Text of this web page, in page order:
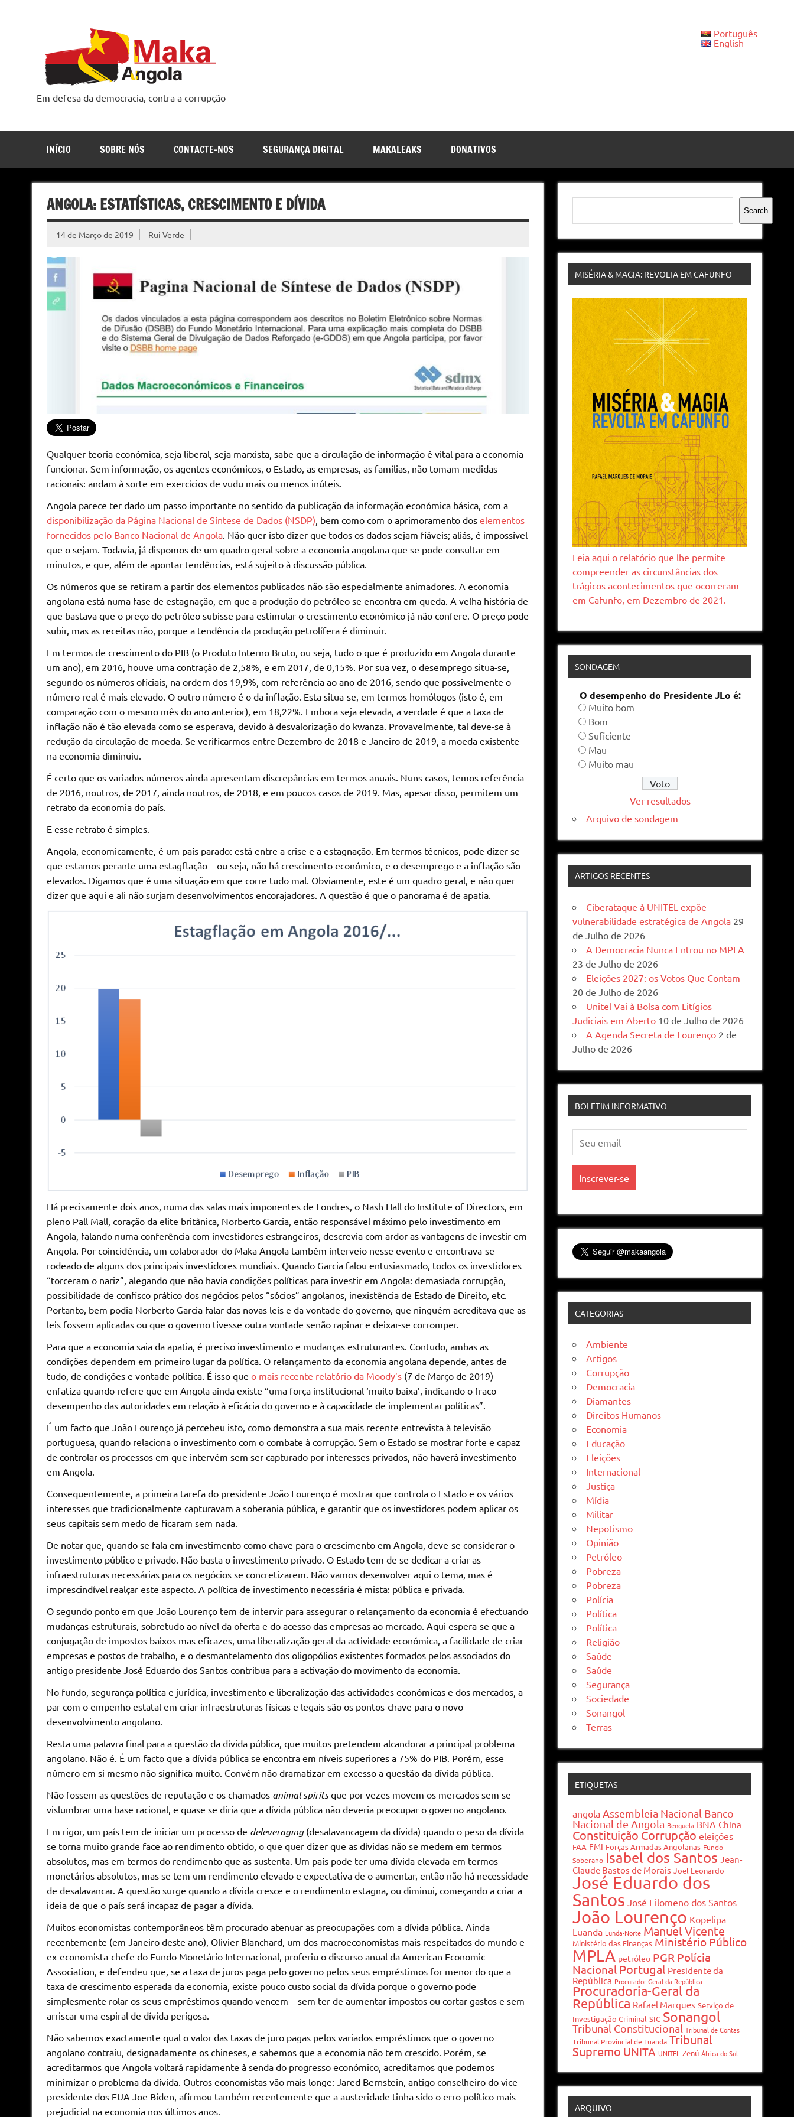
Em defesa da democracia, contra a corrupção
Português
English
INÍCIO SOBRE NÓS CONTACTE-NOS SEGURANÇA DIGITAL MAKALEAKS DONATIVOS
ANGOLA: ESTATÍSTICAS, CRESCIMENTO E DÍVIDA
14 de Março de 2019 Rui Verde
Qualquer teoria económica, seja liberal, seja marxista, sabe que a circulação de informação é vital para a economia
funcionar. Sem informação, os agentes económicos, o Estado, as empresas, as famílias, não tomam medidas
racionais: andam à sorte em exercícios de vudu mais ou menos inúteis.
Angola parece ter dado um passo importante no sentido da publicação da informação económica básica, com a
disponibilização da Página Nacional de Síntese de Dados (NSDP) , bem como com o aprimoramento dos elementos
fornecidos pelo Banco Nacional de Angola. Não quer isto dizer que todos os dados sejam fiáveis; aliás, é impossível
que o sejam. Todavia, já dispomos de um quadro geral sobre a economia angolana que se pode consultar em
minutos, e que, além de apontar tendências, está sujeito à discussão pública.
Os números que se retiram a partir dos elementos publicados não são especialmente animadores. A economia
angolana está numa fase de estagnação, em que a produção do petróleo se encontra em queda. A velha história de
que bastava que o preço do petróleo subisse para estimular o crescimento económico já não confere. O preço pode
subir, mas as receitas não, porque a tendência da produção petrolífera é diminuir.
Em termos de crescimento do PIB (o Produto Interno Bruto, ou seja, tudo o que é produzido em Angola durante
um ano), em 2016, houve uma contração de 2,58%, e em 2017, de 0,15%. Por sua vez, o desemprego situa-se,
segundo os números oficiais, na ordem dos 19,9%, com referência ao ano de 2016, sendo que possivelmente o
número real é mais elevado. O outro número é o da inflação. Esta situa-se, em termos homólogos (isto é, em
comparação com o mesmo mês do ano anterior), em 18,22%. Embora seja elevada, a verdade é que a taxa de
inflação não é tão elevada como se esperava, devido à desvalorização do kwanza. Provavelmente, tal deve-se à
redução da circulação de moeda. Se verificarmos entre Dezembro de 2018 e Janeiro de 2019, a moeda existente
na economia diminuiu.
É certo que os variados números ainda apresentam discrepâncias em termos anuais. Nuns casos, temos referência
de 2016, noutros, de 2017, ainda noutros, de 2018, e em poucos casos de 2019. Mas, apesar disso, permitem um
retrato da economia do país.
E esse retrato é simples.
Angola, economicamente, é um país parado: está entre a crise e a estagnação. Em termos técnicos, pode dizer-se
que estamos perante uma estagflação – ou seja, não há crescimento económico, e o desemprego e a inflação são
elevados. Digamos que é uma situação em que corre tudo mal. Obviamente, este é um quadro geral, e não quer
dizer que aqui e ali não surjam desenvolvimentos encorajadores. A questão é que o panorama é de apatia.
Há precisamente dois anos, numa das salas mais imponentes de Londres, o Nash Hall do Institute of Directors, em
pleno Pall Mall, coração da elite britânica, Norberto Garcia, então responsável máximo pelo investimento em
Angola, falando numa conferência com investidores estrangeiros, descrevia com ardor as vantagens de investir em
Angola. Por coincidência, um colaborador do Maka Angola também interveio nesse evento e encontrava-se
rodeado de alguns dos principais investidores mundiais. Quando Garcia falou entusiasmado, todos os investidores
“torceram o nariz”, alegando que não havia condições políticas para investir em Angola: demasiada corrupção,
possibilidade de confisco prático dos negócios pelos “sócios” angolanos, inexistência de Estado de Direito, etc.
Portanto, bem podia Norberto Garcia falar das novas leis e da vontade do governo, que ninguém acreditava que as
leis fossem aplicadas ou que o governo tivesse outra vontade senão rapinar e deixar-se corromper.
Para que a economia saia da apatia, é preciso investimento e mudanças estruturantes. Contudo, ambas as
condições dependem em primeiro lugar da política. O relançamento da economia angolana depende, antes de
tudo, de condições e vontade política. É isso que o mais recente relatório da Moody’s (7 de Março de 2019)
enfatiza quando refere que em Angola ainda existe “uma força institucional ‘muito baixa’, indicando o fraco
desempenho das autoridades em relação à eficácia do governo e à capacidade de implementar políticas”.
É um facto que João Lourenço já percebeu isto, como demonstra a sua mais recente entrevista à televisão
portuguesa, quando relaciona o investimento com o combate à corrupção. Sem o Estado se mostrar forte e capaz
de controlar os processos em que intervém sem ser capturado por interesses privados, não haverá investimento
em Angola.
Consequentemente, a primeira tarefa do presidente João Lourenço é mostrar que controla o Estado e os vários
interesses que tradicionalmente capturavam a soberania pública, e garantir que os investidores podem aplicar os
seus capitais sem medo de ficaram sem nada.
De notar que, quando se fala em investimento como chave para o crescimento em Angola, deve-se considerar o
investimento público e privado. Não basta o investimento privado. O Estado tem de se dedicar a criar as
infraestruturas necessárias para os negócios se concretizarem. Não vamos desenvolver aqui o tema, mas é
imprescindível realçar este aspecto. A política de investimento necessária é mista: pública e privada.
O segundo ponto em que João Lourenço tem de intervir para assegurar o relançamento da economia é efectuando
mudanças estruturais, sobretudo ao nível da oferta e do acesso das empresas ao mercado. Aqui espera-se que a
conjugação de impostos baixos mas eficazes, uma liberalização geral da actividade económica, a facilidade de criar
empresas e postos de trabalho, e o desmantelamento dos oligopólios existentes formados pelos associados do
antigo presidente José Eduardo dos Santos contribua para a activação do movimento da economia.
No fundo, segurança política e jurídica, investimento e liberalização das actividades económicas e dos mercados, a
par com o empenho estatal em criar infraestruturas físicas e legais são os pontos-chave para o novo
desenvolvimento angolano.
Resta uma palavra final para a questão da dívida pública, que muitos pretendem alcandorar a principal problema
angolano. Não é. É um facto que a dívida pública se encontra em níveis superiores a 75% do PIB. Porém, esse
número em si mesmo não significa muito. Convém não dramatizar em excesso a questão da dívida pública.
Não fossem as questões de reputação e os chamados animal spiritsque por vezes movem os mercados sem se
vislumbrar uma base racional, e quase se diria que a dívida pública não deveria preocupar o governo angolano.
Em rigor, um país tem de iniciar um processo de deleveraging(desalavancagem da dívida) quando o peso da dívida
se torna muito grande face ao rendimento obtido, o que quer dizer que as dívidas não se medem em termos
absolutos, mas em termos do rendimento que as sustenta. Um país pode ter uma dívida elevada em termos
monetários absolutos, mas se tem um rendimento elevado e expectativa de o aumentar, então não há necessidade
de desalavancar. A questão surge quando a dívida cresce e o rendimento estagna, ou diminui, começando a criar a
ideia de que o país será incapaz de pagar a dívida.
Muitos economistas contemporâneos têm procurado atenuar as preocupações com a dívida pública. Ainda
recentemente (em Janeiro deste ano), Olivier Blanchard, um dos macroeconomistas mais respeitados do mundo e
ex-economista-chefe do Fundo Monetário Internacional, proferiu o discurso anual da American Economic
Association, e defendeu que, se a taxa de juros paga pelo governo pelos seus empréstimos for menor do que a
taxa de crescimento esperada da economia, existe pouco custo social da dívida porque o governo pode
simplesmente rolar os seus empréstimos quando vencem – sem ter de aumentar impostos ou cortar gastos e sem
arriscar uma espiral de dívida perigosa.
Não sabemos exactamente qual o valor das taxas de juro pagas pelos variados empréstimos que o governo
angolano contraiu, designadamente os chineses, e sabemos que a economia não tem crescido. Porém, se
acreditarmos que Angola voltará rapidamente à senda do progresso económico, acreditamos que podemos
minimizar o problema da dívida. Outros economistas vão mais longe: Jared Bernstein, antigo conselheiro do vice-
presidente dos EUA Joe Biden, afirmou também recentemente que a austeridade tinha sido o erro político mais
prejudicial na economia nos últimos anos.
Pesquisar
Search
MISÉRIA & MAGIA: REVOLTA EM CAFUNFO
Leia aqui o relatório que lhe permite
compreender as circunstâncias dos
trágicos acontecimentos que ocorreram
em Cafunfo, em Dezembro de 2021.
SONDAGEM
O desempenho do Presidente JLo é:
Muito bom
Bom
Suficiente
Mau
Muito mau
Ver resultados
Arquivo de sondagem
ARTIGOS RECENTES
Ciberataque à UNITEL expõe
vulnerabilidade estratégica de Angola 29
de Julho de 2026
A Democracia Nunca Entrou no MPLA
23 de Julho de 2026
Eleições 2027: os Votos Que Contam
20 de Julho de 2026
Unitel Vai à Bolsa com Litígios
Judiciais em Aberto 10 de Julho de 2026
A Agenda Secreta de Lourenço 2 de
Julho de 2026
BOLETIM INFORMATIVO
CATEGORIAS
Ambiente
Artigos
Corrupção
Democracia
Diamantes
Direitos Humanos
Economia
Educação
Eleições
Internacional
Justiça
Mídia
Militar
Nepotismo
Opinião
Petróleo
Pobreza
Pobreza
Polícia
Política
Política
Religião
Saúde
Saúde
Segurança
Sociedade
Sonangol
Terras
ETIQUETAS
angola Assembleia Nacional Banco
Nacional de Angola Benguela BNA China
Constituição Corrupção eleições
FAA FMI Forças Armadas Angolanas Fundo
Soberano Isabel dos Santos Jean-
Claude Bastos de Morais Joel Leonardo
José Eduardo dos
Santos José Filomeno dos Santos
João Lourenço Kopelipa
Luanda Lunda-Norte Manuel Vicente
Ministério das Finanças Ministério Público
MPLA petróleo PGR Polícia
Nacional Portugal Presidente da
República Procurador-Geral da República
Procuradoria-Geral da
República Rafael Marques Serviço de
Investigação Criminal SIC Sonangol
Tribunal Constitucional Tribunal de Contas
Tribunal Provincial de Luanda Tribunal
Supremo UNITA UNITEL Zenú África do Sul
ARQUIVO